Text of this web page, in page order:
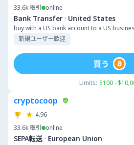
33.6k取引 online
Bank Transfer · United States
buy with a US bank account to a US
新規ユーザー歓迎
Limits: $100 -
買う
cryptocoop
4.96
33.6k取引 online
SEPA転送 · European Union